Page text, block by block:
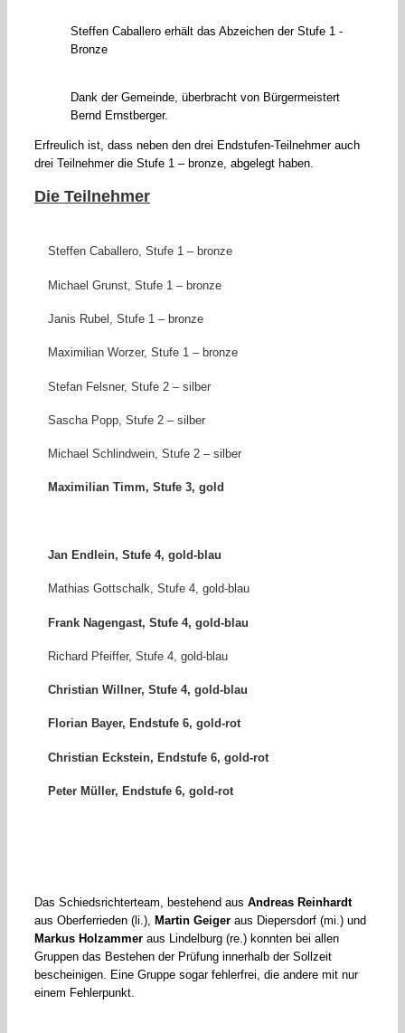
Steffen Caballero erhält das Abzeichen der Stufe 1 -
Bronze
Dank der Gemeinde, überbracht von Bürgermeistert
Bernd Ernstberger.
Erfreulich ist, dass neben den drei Endstufen-Teilnehmer auch
drei Teilnehmer die Stufe 1 – bronze, abgelegt haben.
Die Teilnehmer
Steffen Caballero, Stufe 1 – bronze
Michael Grunst, Stufe 1 – bronze
Janis Rubel, Stufe 1 – bronze
Maximilian Worzer, Stufe 1 – bronze
Stefan Felsner, Stufe 2 – silber
Sascha Popp, Stufe 2 – silber
Michael Schlindwein, Stufe 2 – silber
Maximilian Timm, Stufe 3, gold
Jan Endlein, Stufe 4, gold-blau
Mathias Gottschalk, Stufe 4, gold-blau
Frank Nagengast, Stufe 4, gold-blau
Richard Pfeiffer, Stufe 4, gold-blau
Christian Willner, Stufe 4, gold-blau
Florian Bayer, Endstufe 6, gold-rot
Christian Eckstein, Endstufe 6, gold-rot
Peter Müller, Endstufe 6, gold-rot
Das Schiedsrichterteam, bestehend aus Andreas Reinhardt
aus Oberferrieden (li.), Martin Geiger aus Diepersdorf (mi.) und
Markus Holzammer aus Lindelburg (re.) konnten bei allen
Gruppen das Bestehen der Prüfung innerhalb der Sollzeit
bescheinigen. Eine Gruppe sogar fehlerfrei, die andere mit nur
einem Fehlerpunkt.